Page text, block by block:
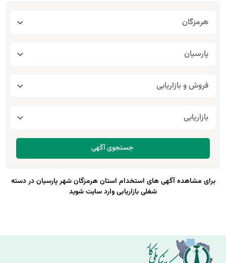
برای مشاهده آگهی های استخدام استان هرمزگان شهر پارسیان در دسته
شغلی بازاریابی وارد سایت شوید